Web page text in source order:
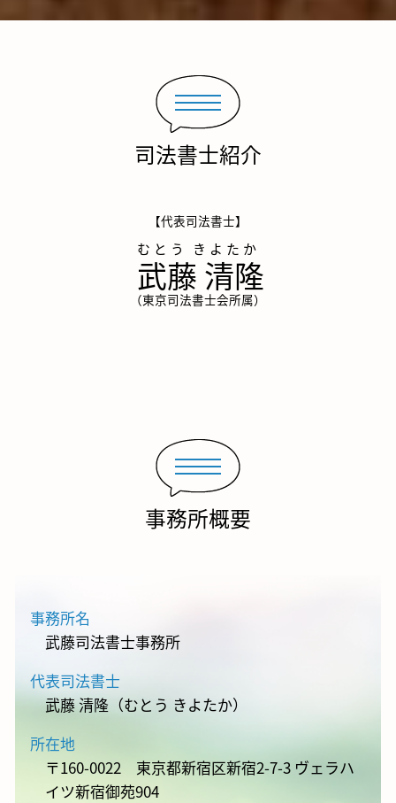
司法書士紹介
【代表司法書士】
武藤 清隆
（東京司法書士会所属）
事務所概要
事務所名
武藤司法書士事務所
代表司法書士
武藤 清隆（むとう きよたか）
所在地
〒160-0022 東京都新宿区新宿2-7-3 ヴェラハ
イツ新宿御苑904